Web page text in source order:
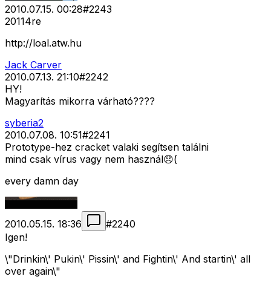
2010.07.15. 00:28#2243
20114re
http://loal.atw.hu
Jack Carver
2010.07.13. 21:10#2242
HY!
Magyarítás mikorra várható????
syberia2
2010.07.08. 10:51#2241
Prototype-hez cracket valaki segítsen találni
mind csak vírus vagy nem használ😞(
every damn day
2010.05.15. 18:36 #2240
Igen!
\"Drinkin\' Pukin\' Pissin\' and Fightin\' And startin\' all
over again\"